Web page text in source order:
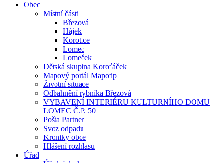
Obec
Místní části
Březová
Hájek
Korotice
Lomec
Lomeček
Dětská skupina Koroťáček
Mapový portál Mapotip
Životní situace
Odbahnění rybníka Březová
VYBAVENÍ INTERIÉRU KULTURNÍHO DOMU
LOMEC Č.P. 50
Pošta Partner
Svoz odpadu
Kroniky obce
Hlášení rozhlasu
Úřad